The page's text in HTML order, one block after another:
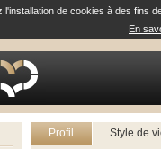
de cookies à des
En
Profil Style de